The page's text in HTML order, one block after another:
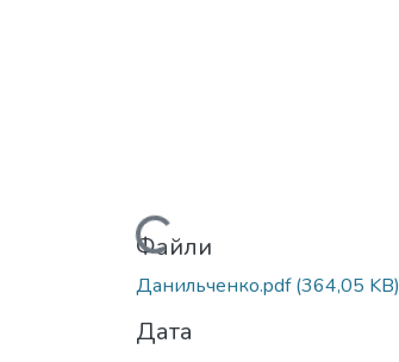
Вантажиться...
Файли
Данильченко.pdf(364,05 KB)
Дата